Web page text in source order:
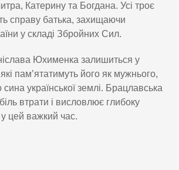
Катерину та Богдана. Усі троє
справу батька, захищаючи
у складі Збройних Сил.
Юхименка залишиться у
пам’ятатимуть його як мужнього,
сина української землі. Брацлавська
втрати і висловлює глибоку
у цей важкий час.